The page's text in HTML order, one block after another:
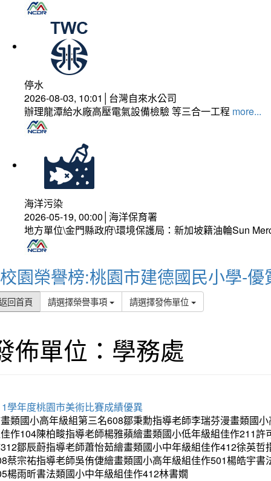
停水
2026-08-03, 10:01│台灣自來水公司
辦理龍潭給水廠高壓電氣設備檢驗 等三合一工程 more...
海洋污染
2026-05-19, 00:00│海洋保育署
地方單位\金門縣政府\環境保護局：新加坡籍油輪Sun
校園榮譽榜:桃園市建德國民小學-優
回首頁 請選擇榮譽事項 請選擇發佈單位
佈單位：學務處
學年度桃園市美術比賽成績優異
類國小高年級組第三名608鄒秉勳指導老師李瑞芬漫畫類國
作104陳柏畯指導老師楊雅蘋繪畫類國小低年級組佳作211
鄒辰蔚指導老師蕭怡茹繪畫類國小中年級組佳作412徐英
蔡宗祐指導老師吳侑倢繪畫類國小高年級組佳作501楊皓宇
楊雨昕書法類國小中年級組佳作412林書嫺